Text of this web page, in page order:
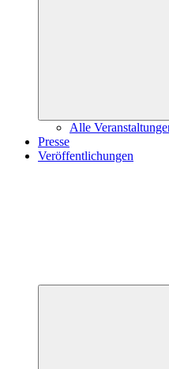
Alle
Presse
Veröffentlichungen